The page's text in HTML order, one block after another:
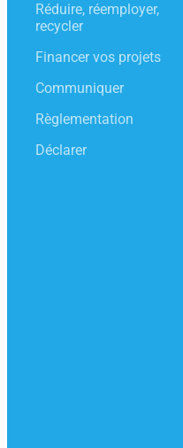
Réduire, réemployer,
recycler
Financer vos projets
Communiquer
Règlementation
Déclarer